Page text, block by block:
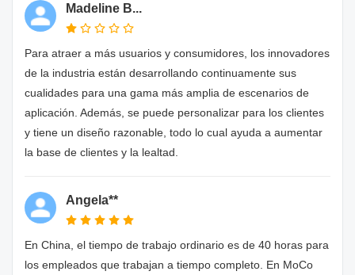
Madeline B...
Para atraer a más usuarios y consumidores, los innovadores
de la industria están desarrollando continuamente sus
cualidades para una gama más amplia de escenarios de
aplicación. Además, se puede personalizar para los clientes
y tiene un diseño razonable, todo lo cual ayuda a aumentar
la base de clientes y la lealtad.
Angela**
En China, el tiempo de trabajo ordinario es de 40 horas para
los empleados que trabajan a tiempo completo. En MoCo